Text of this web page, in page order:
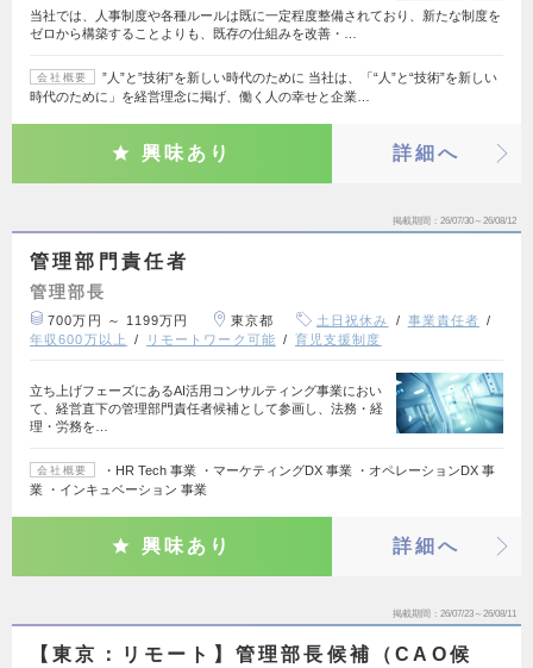
当社では、人事制度や各種ルールは既に一定程度整備されており、新たな制度を
ゼロから構築することよりも、既存の仕組みを改善・…
会社概要
”人”と”技術”を新しい時代のために 当社は、「“人”と“技術”を新しい
時代のために」を経営理念に掲げ、働く人の幸せと企業…
興味あり 詳細へ
掲載期間 26/07/30～26/08/12
管理部門責任者
管理部長
700万円 ～ 1199万円 東京都 土日祝休み
事業責任者
年収600万以上
リモートワーク可能 育児支援制度
立ち上げフェーズにあるAI活用コンサルティング事業におい
て、経営直下の管理部門責任者候補として参画し、法務・経
理・労務を…
会社概要
・HR Tech 事業 ・マーケティングDX 事業 ・オペレーションDX 事
業 ・インキュベーション 事業
興味あり 詳細へ
掲載期間 26/07/23～26/08/11
【東京：リモート】管理部長候補（CAO候